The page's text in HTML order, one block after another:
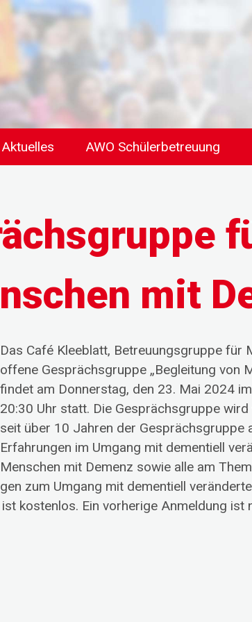
Aktuelles AWO Schülerbetreuung
mit
Das Café Kleeblatt, Betreuungsgruppe für
offene Gesprächsgruppe „Begleitung von
findet am Donnerstag, den 23. Mai 2024
20:30 Uhr statt. Die Gesprächsgruppe
seit über 10 Jahren der Gesprächsgruppe
Erfahrungen im Umgang mit dementiell
Menschen mit Demenz sowie alle am
zum Umgang mit dementiell
kostenlos. Ein vorherige Anmeldung ist